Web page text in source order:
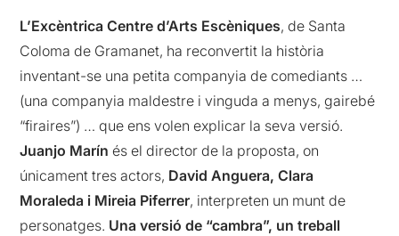
L’Excèntrica Centre d’Arts Escèniques, de Santa
Coloma de Gramanet, ha reconvertit la història
inventant-se una petita companyia de comediants …
(una companyia maldestre i vinguda a menys, gairebé
“firaires”) … que ens volen explicar la seva versió.
Juanjo Marín és el director de la proposta, on
únicament tres actors, David Anguera, Clara
Moraleda i Mireia Piferrer, interpreten un munt de
personatges. Una versió de “cambra”, un treball